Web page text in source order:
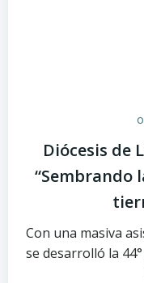
Diócesis de
“Sembrando
Con una masiva
se desarrolló la